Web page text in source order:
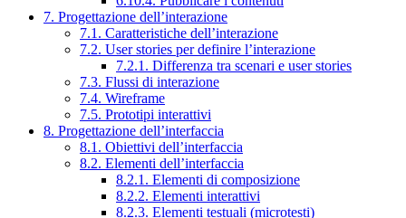
7. Progettazione dell’interazione
7.1. Caratteristiche dell’interazione
7.2. User stories per definire l’interazione
7.2.1. Differenza tra scenari e user stories
7.3. Flussi di interazione
7.4. Wireframe
7.5. Prototipi interattivi
8. Progettazione dell’interfaccia
8.1. Obiettivi dell’interfaccia
8.2. Elementi dell’interfaccia
8.2.1. Elementi di composizione
8.2.2. Elementi interattivi
8.2.3. Elementi testuali (microtesti)